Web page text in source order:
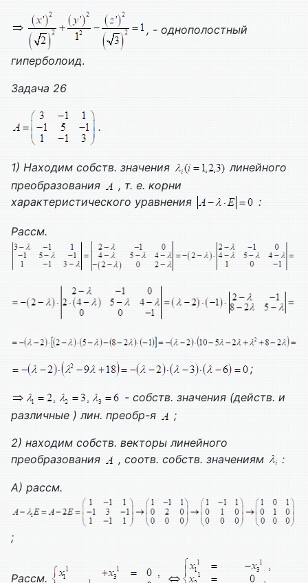
, - однополостный
гиперболоид.
Задача 26
.
1) Находим собств. значения
линейного
преобразования
, т. е. корни
характеристического уравнения
:
Рассм.
;
- собств. значения (действ. и
различные ) лин. преобр-я
;
2) находим собств. векторы линейного
преобразования
, соотв. собств. значениям :
А) рассм.
;
Рассм.